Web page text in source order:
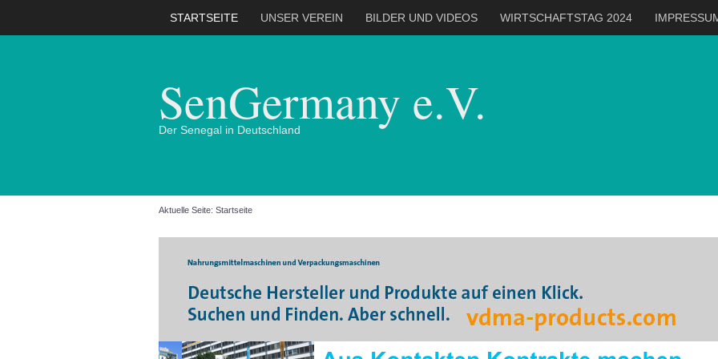
STARTSEITE UNSER VEREIN BILDER UND VIDEOS WIRTSCHAFTSTAG 2024
SenGermany e.V.
Der Senegal in Deutschland
Aktuelle Seite: Startseite